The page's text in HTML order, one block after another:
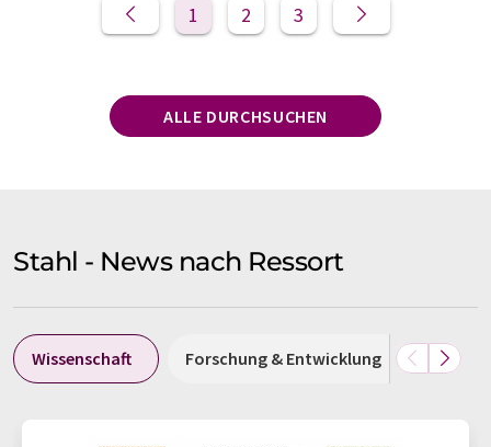
1 2 3
ALLE DURCHSUCHEN
Stahl - News nach Ressort
Wissenschaft Forschung & Entwicklung